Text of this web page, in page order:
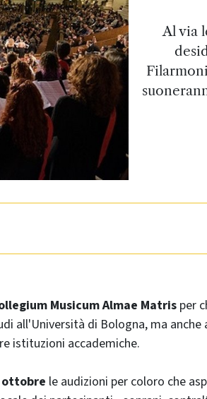
Al via
Musicum Almae Matrisper
all'Università di Bologna, ma anche
istituzioni accademiche.
ottobre le audizioni per coloro che